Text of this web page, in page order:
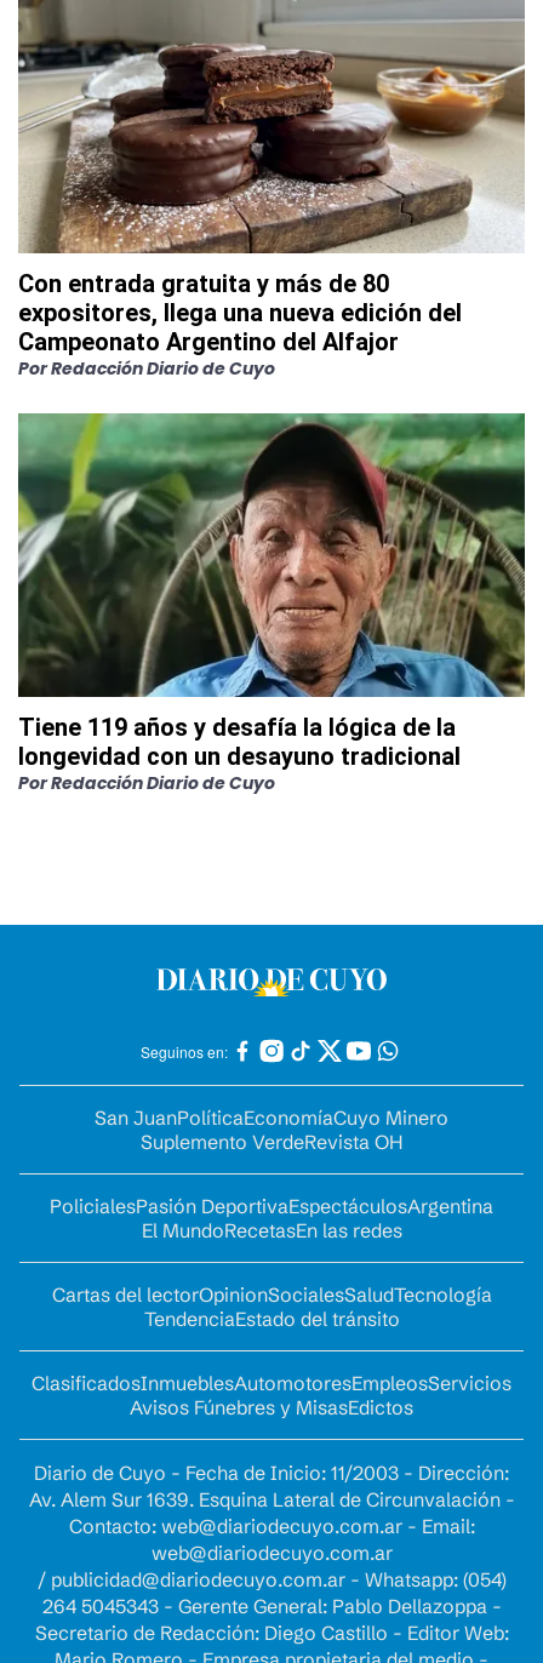
Con entrada gratuita y más de 80
expositores, llega una nueva edición del
Campeonato Argentino del Alfajor
PorRedacción Diario de Cuyo
Tiene 119 años y desafía la lógica de la
longevidad con un desayuno tradicional
PorRedacción Diario de Cuyo
Seguinos en:
San JuanPolíticaEconomíaCuyo Minero
Suplemento VerdeRevista OH
PolicialesPasión DeportivaEspectáculosArgentina
El MundoRecetasEn las redes
Cartas del lectorOpinionSocialesSaludTecnología
TendenciaEstado del tránsito
ClasificadosInmueblesAutomotoresEmpleosServicios
Avisos Fúnebres y MisasEdictos
Diario de Cuyo - Fecha de Inicio: 11/2003 - Dirección:
Av. Alem Sur 1639. Esquina Lateral de Circunvalación -
Contacto: web@diariodecuyo.com.ar- Email:
web@diariodecuyo.com.ar
/ publicidad@diariodecuyo.com.ar- Whatsapp: (054)
264 5045343 - Gerente General: Pablo Dellazoppa -
Secretario de Redacción: Diego Castillo - Editor Web: